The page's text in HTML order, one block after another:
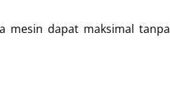
mesin dapat maksimal tanpa